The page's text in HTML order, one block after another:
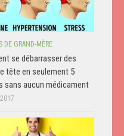
DE GRAND-MÈRE
se débarrasser des
tête en seulement 5
sans aucun médicament